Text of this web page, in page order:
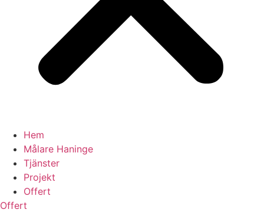
Hem
Målare Haninge
Tjänster
Projekt
Offert
Offert